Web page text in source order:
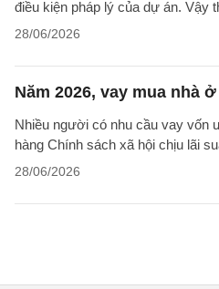
điều kiện pháp lý của dự án. Vậy
28/06/2026
Năm 2026, vay mua nhà
Nhiều người có nhu cầu vay vốn
hàng Chính sách xã hội chịu lãi
28/06/2026